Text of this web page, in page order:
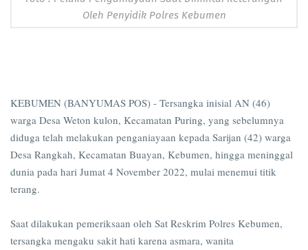
Oleh Penyidik Polres Kebumen
KEBUMEN (BANYUMAS POS) - Tersangka inisial AN (46)
warga Desa Weton kulon, Kecamatan Puring, yang sebelumnya
diduga telah melakukan penganiayaan kepada Sarijan (42) warga
Desa Rangkah, Kecamatan Buayan, Kebumen, hingga meninggal
dunia pada hari Jumat 4 November 2022, mulai menemui titik
terang.
Saat dilakukan pemeriksaan oleh Sat Reskrim Polres Kebumen,
tersangka mengaku sakit hati karena asmara, wanita